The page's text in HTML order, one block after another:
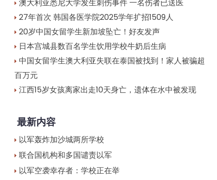
澳大利亚悉尼大学发生刺伤事件 一名伤者已送医
27年首次 韩国各医学院2025学年扩招1509人
20岁中国女留学生新加坡坠亡！好友发声
日本宫城县数百名学生饮用学校牛奶后生病
中国女留学生澳大利亚失联在泰国被找到！家人被骗超
百万元
江西15岁女孩离家出走10天身亡，遗体在水中被发现
最新内容
以军轰炸加沙城两所学校
联合国机构和多国谴责以军
以军空袭幸存者：学校正在举